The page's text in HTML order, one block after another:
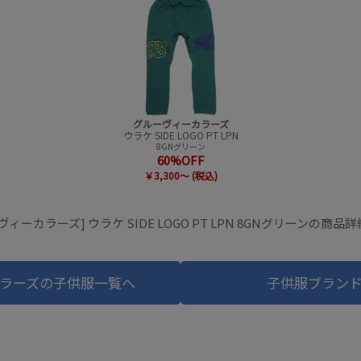
グルーヴィーカラーズ
ウラケ SIDE LOGO PT LPN
8GNグリーン
60%OFF
￥3,300～ (税込)
ィーカラーズ] ウラケ SIDE LOGO PT LPN 8GNグリーンの商品詳
ーズの子供服一覧へ 子供服ブラン